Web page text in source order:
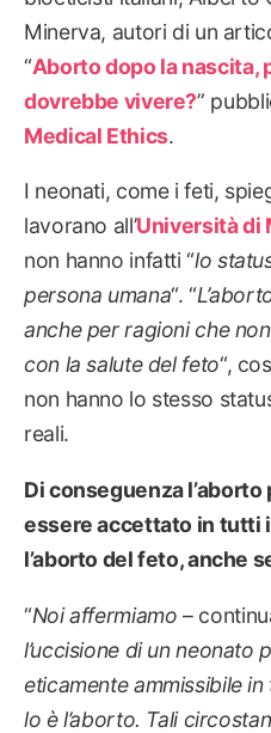
Minerva, autori di un
“Aborto dopo la nascita,
dovrebbe vivere?”
Medical Ethics.
I neonati, come i feti,
lavorano all’Università di
non hanno infatti “lo
persona umana“. “
anche per ragioni che
con la salute del feto“,
non hanno lo stesso
reali.
Di conseguenza
essere accettato in tutti
l’aborto del feto, anche
“Noi affermiamo –
l’uccisione di un neonato
eticamente ammissibile
lo è l’aborto. Tali